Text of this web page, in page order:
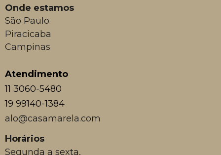
Onde estamos
São Paulo
Piracicaba
Campinas
Atendimento
11 3060-5480
19 99140-1384
alo@casamarela.com
Horários
Segunda a sexta,